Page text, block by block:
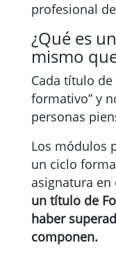
profesional de
¿Qué es
mismo
Cada título
formativo” y
personas
Los módulos
un ciclo
asignatura
un título de
haber
componen.